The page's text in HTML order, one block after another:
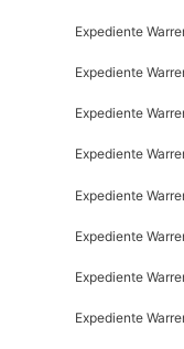
Expediente
Expediente
Expediente
Expediente
Expediente
Expediente
Expediente
Expediente